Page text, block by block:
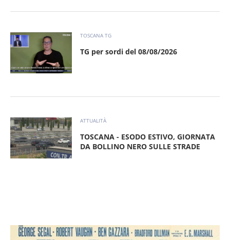
TOSCANA TG
TG per sordi del 08/08/2026
ATTUALITÀ
TOSCANA - ESODO ESTIVO, GIORNATA
DA BOLLINO NERO SULLE STRADE